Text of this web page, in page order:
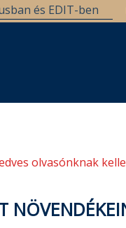
olvasónknak